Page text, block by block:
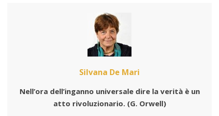
Silvana De Mari
Nell’ora dell’inganno universale dire la verità è un
atto rivoluzionario. (G. Orwell)